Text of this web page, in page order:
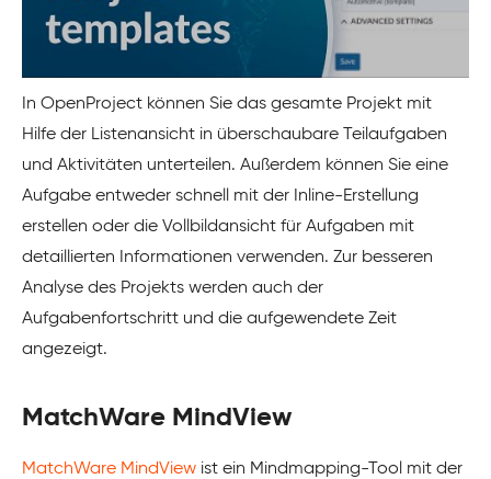
In OpenProject können Sie das gesamte Projekt mit
Hilfe der Listenansicht in überschaubare Teilaufgaben
und Aktivitäten unterteilen. Außerdem können Sie eine
Aufgabe entweder schnell mit der Inline-Erstellung
erstellen oder die Vollbildansicht für Aufgaben mit
detaillierten Informationen verwenden. Zur besseren
Analyse des Projekts werden auch der
Aufgabenfortschritt und die aufgewendete Zeit
angezeigt.
MatchWare MindView
MatchWare MindView ist ein Mindmapping-Tool mit der